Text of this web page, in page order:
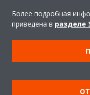
Продукты
Правила
Более подробная
приведена в разделе